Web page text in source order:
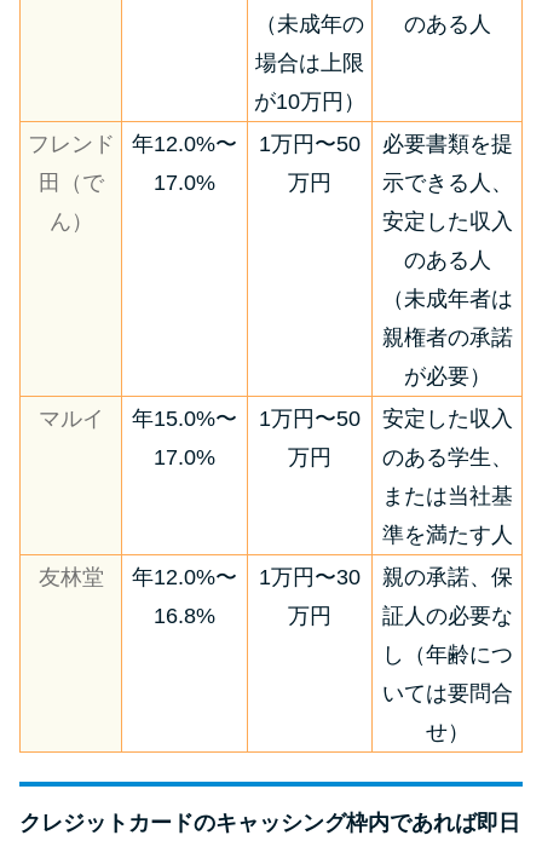
（未成年の
場合は上限
が10万円）
のある人
フレンド
田（で
ん）
年12.0%〜
17.0%
1万円〜50
万円
必要書類を提
示できる人、
安定した収入
のある人
（未成年者は
親権者の承諾
が必要）
マルイ
年15.0%〜
17.0%
1万円〜50
万円
安定した収入
のある学生、
または当社基
準を満たす人
友林堂
年12.0%〜
16.8%
1万円〜30
万円
親の承諾、保
証人の必要な
し（年齢につ
いては要問合
せ）
クレジットカードのキャッシング枠内であれば即日